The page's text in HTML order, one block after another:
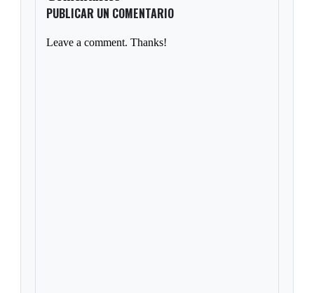
PUBLICAR UN COMENTARIO
Leave a comment. Thanks!